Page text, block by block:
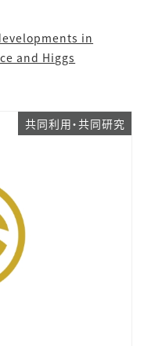
in
and Higgs
共同利用・共同研究